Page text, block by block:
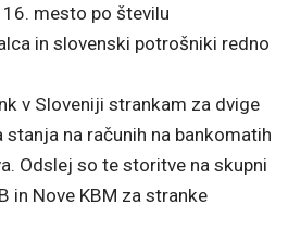
mesto po številu
in slovenski potrošniki redno
v Sloveniji strankam za dvige
na računih na bankomatih
Odslej so te storitve na skupni
in Nove KBM za stranke